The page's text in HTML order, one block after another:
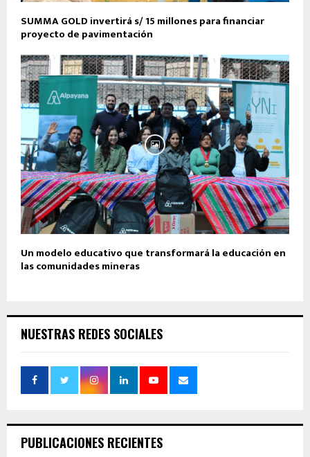
SUMMA GOLD invertirá s/ 15 millones para financiar
proyecto de pavimentación
Un modelo educativo que transformará la educación en
las comunidades mineras
NUESTRAS REDES SOCIALES
PUBLICACIONES RECIENTES